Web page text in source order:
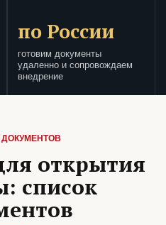
по России
готовим документы
удаленно и сопровождаем
внедрение
ДОКУМЕНТОВ
открытия
список